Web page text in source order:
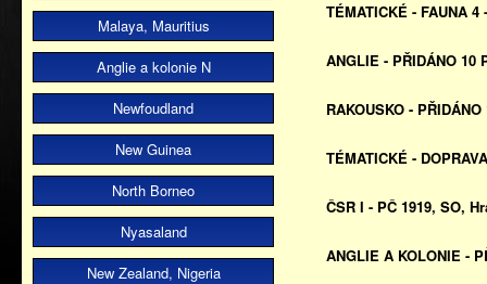
Malaya, Mauritius
Anglie a kolonie N
Newfoudland
New Guinea
North Borneo
Nyasaland
New Zealand, Nigeria
TÉMATICKÉ - FAUNA 4
ANGLIE - PŘIDÁNO 10
RAKOUSKO -
TÉMATICKÉ -
ČSR I - PČ 1919, SO,
ANGLIE A KOLONIE -